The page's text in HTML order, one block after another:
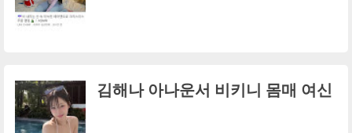
김해나 아나운서 비키니 몸매 여신